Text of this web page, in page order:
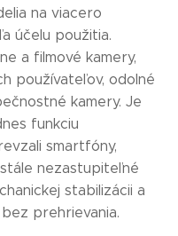
na viacero
účelu použitia.
a filmové kamery,
používateľov, odolné
kamery. Je
funkciu
smartfóny,
nezastupiteľné
stabilizácii a
prehrievania.